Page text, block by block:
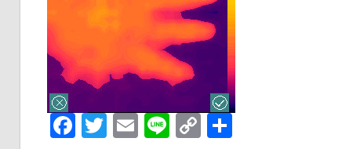
Facebook
TwitterEmailLineCopy